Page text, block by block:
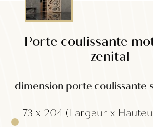
Porte coulissante
zenital
dimension porte coulissante